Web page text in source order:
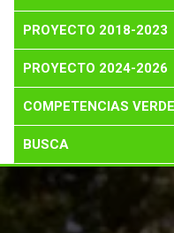
PROYECTO 2018-2023
PROYECTO 2024-2026
COMPETENCIAS
BUSCA